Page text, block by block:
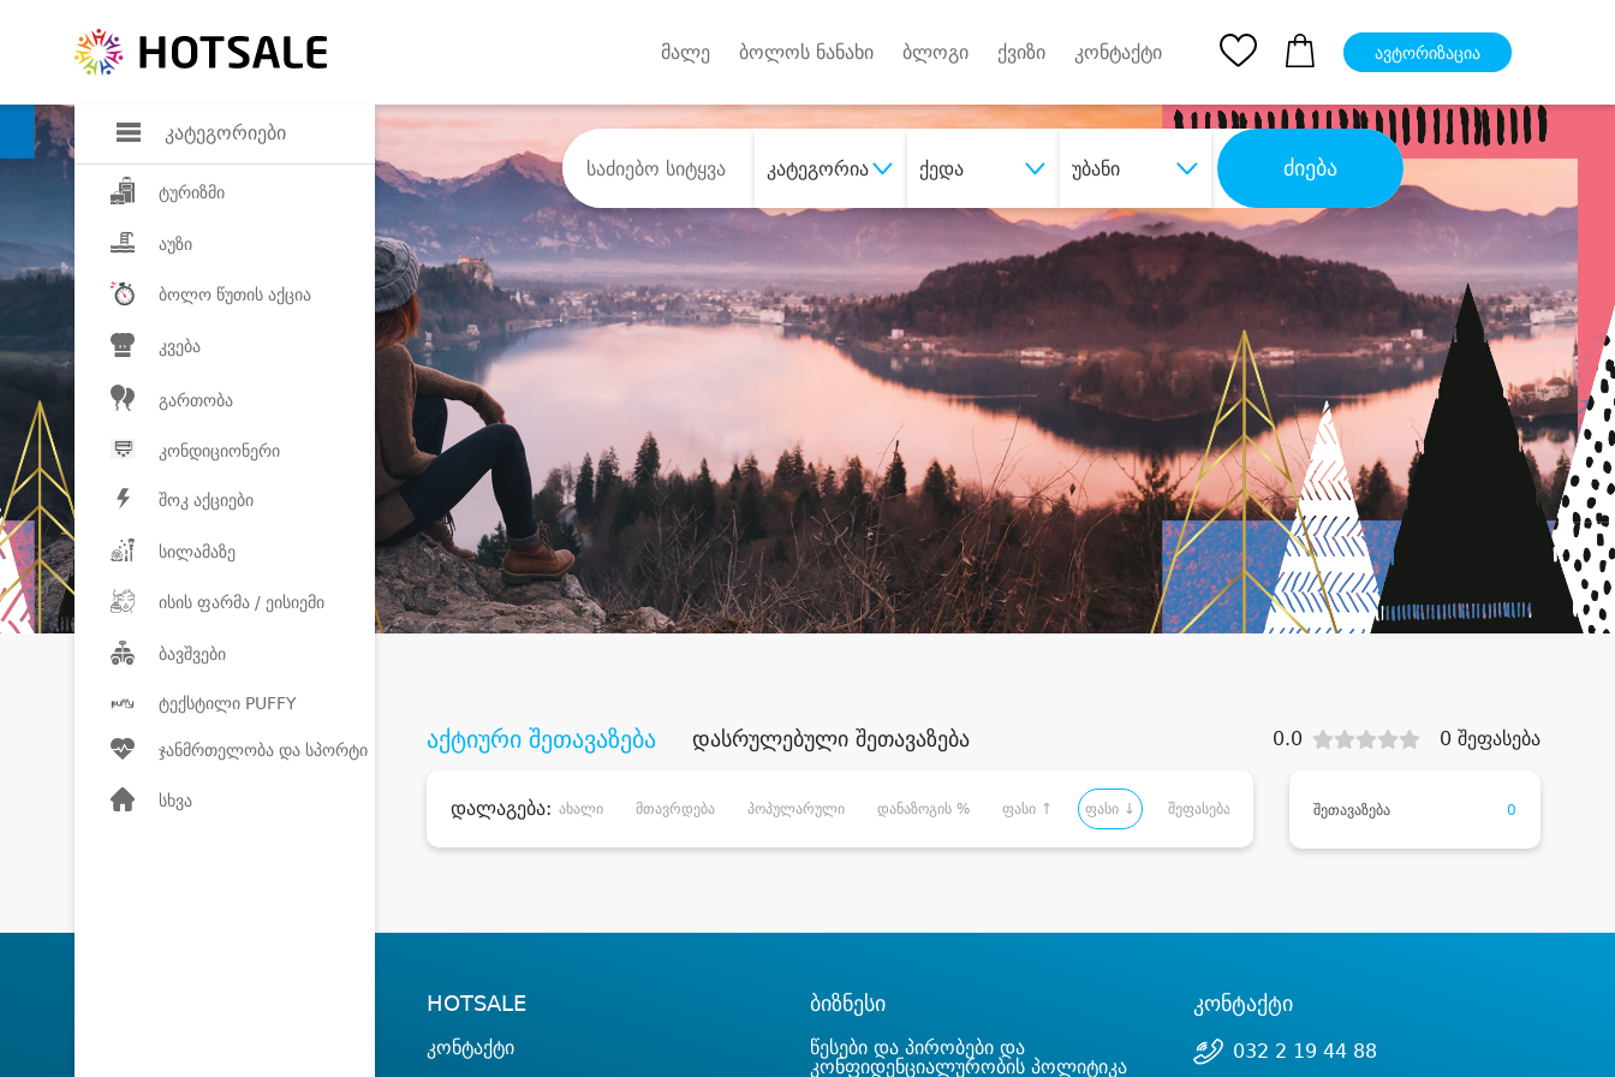
კატეგორიები
ტურიზმი
აუზი
ბოლო წუთის აქცია
კვება
გართობა
კონდიციონერი
შოკ აქციები
სილამაზე
ისის ფარმა / ეისიემი
ბავშვები
ტექსტილი PUFFY
ჯანმრთელობა და სპორტი
სხვა
მალე ბოლოს ნანახი ბლოგი ქვიზი კონტაქტი ავტორიზაცია
კატეგორია ქედა უბანი ძიება
შეიძინესასურველი მომსახურება დიდი დანაზოგით
აქტიური შეთავაზება დასრულებული შეთავაზება 0.0 0 შეფასება
დალაგება: ახალი მთავრდება პოპულარული დანაზოგის % ფასი ↑ ფასი ↓ შეფასება შეთავაზება 0
HOTSALE
კონტაქტი
ბიზნესი
წესები და პირობები და
კონფიდენციალურობის პოლიტიკა
კონტაქტი
032 2 19 44 88